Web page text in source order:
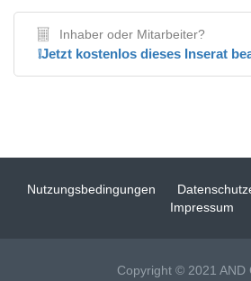
Inhaber oder Mitarbeiter?
❕Jetzt kostenlos dieses Inserat
Nutzungsbedingungen
Impressum
Copyright © 2021 AND